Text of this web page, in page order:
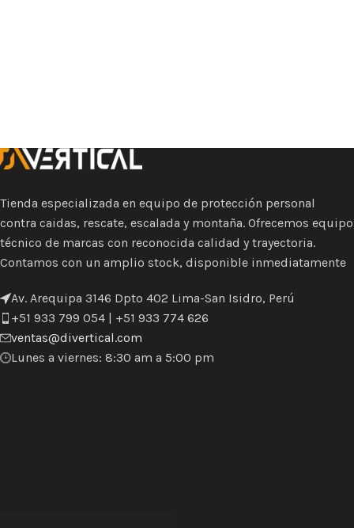
Tienda especializada en equipo de protección personal
contra caidas, rescate, escalada y montaña. Ofrecemos equipo
técnico de marcas con reconocida calidad y trayectoria.
Contamos con un amplio stock, disponible inmediatamente
Av. Arequipa 3146 Dpto 402 Lima-San Isidro, Perú
+51 933 799 054 | +51 933 774 626
ventas@divertical.com
Lunes a viernes: 8:30 am a 5:00 pm